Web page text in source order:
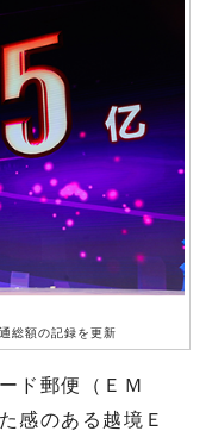
総額の記録を更新
ド郵便（ＥＭ
感のある越境Ｅ